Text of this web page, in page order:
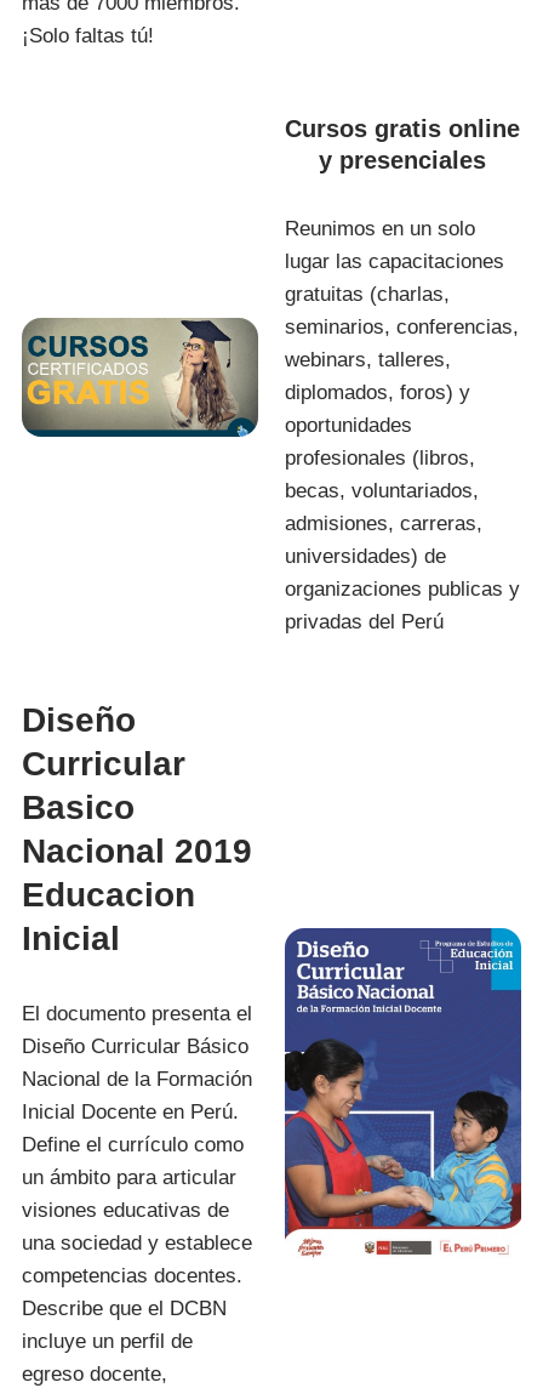
¡Solo faltas tú!
Cursos gratis online
y presenciales
Reunimos en un solo
lugar las capacitaciones
gratuitas (charlas,
seminarios, conferencias,
webinars, talleres,
diplomados, foros) y
oportunidades
profesionales (libros,
becas, voluntariados,
admisiones, carreras,
universidades) de
organizaciones publicas y
privadas del Perú
Diseño
Curricular
Basico
Nacional 2019
Educacion
Inicial
El documento presenta el
Diseño Curricular Básico
Nacional de la Formación
Inicial Docente en Perú.
Define el currículo como
un ámbito para articular
visiones educativas de
una sociedad y establece
competencias docentes.
Describe que el DCBN
incluye un perfil de
egreso docente,